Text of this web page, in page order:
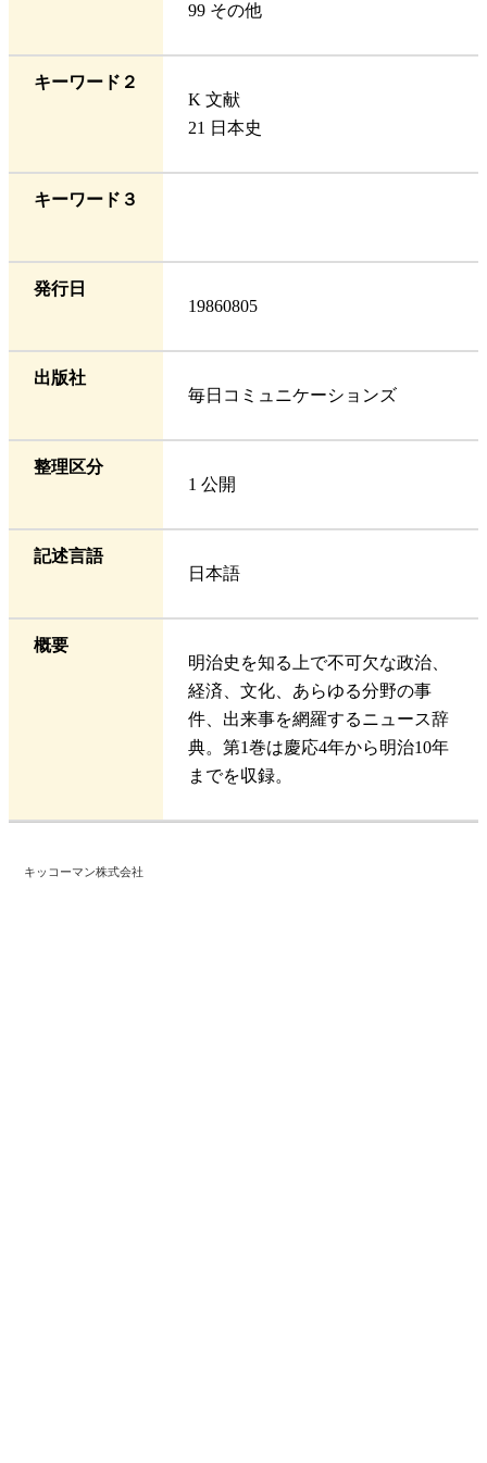
99 その他
キーワード２
K 文献
21 日本史
キーワード３
発行日
19860805
出版社
毎日コミュニケーションズ
整理区分
1 公開
記述言語
日本語
概要
明治史を知る上で不可欠な政治、
経済、文化、あらゆる分野の事
件、出来事を網羅するニュース辞
典。第1巻は慶応4年から明治10年
までを収録。
キッコーマン株式会社